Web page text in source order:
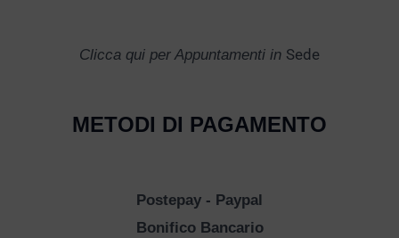
Clicca qui per Appuntamenti in Sede
METODI DI PAGAMENTO
Postepay - Paypal
Bonifico Bancario